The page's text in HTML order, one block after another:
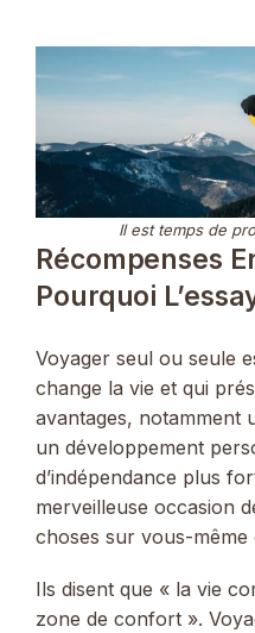
Il est temps de
Récompenses
Pourquoi
Voyager seul ou seule
change la vie et qui
avantages, notamment
un développement
d’indépendance plus
merveilleuse occasion
choses sur vous-même
Ils disent que « la vie
zone de confort ».